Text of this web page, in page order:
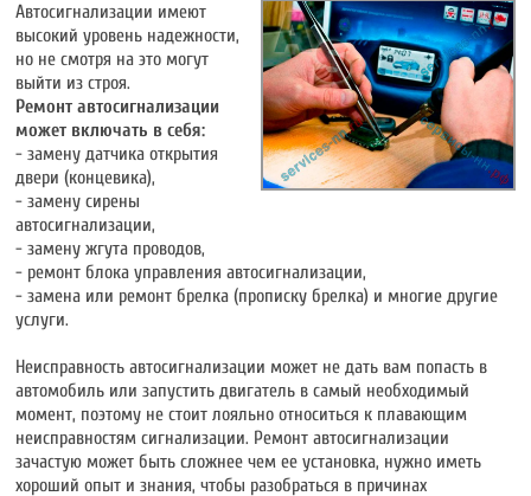
Автосигнализации имеют
высокий уровень надежности,
но не смотря на это могут
выйти из строя.
Ремонт автосигнализации
может включать в себя:
- замену датчика открытия
двери (концевика),
- замену сирены
автосигнализации,
- замену жгута проводов,
- ремонт блока управления автосигнализации,
- замена или ремонт брелка (прописку брелка) и многие другие
услуги.
Неисправность автосигнализации может не дать вам попасть в
автомобиль или запустить двигатель в самый необходимый
момент, поэтому не стоит лояльно относиться к плавающим
неисправностям сигнализации. Ремонт автосигнализации
зачастую может быть сложнее чем ее установка, нужно иметь
хороший опыт и знания, чтобы разобраться в причинах